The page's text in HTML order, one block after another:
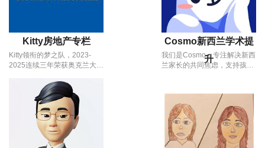
Kitty房地产专栏
Kitty领衔的梦之队，2023-
2025连续三年荣获奥克兰大东
Park分行第一，2025年全公
司销售第二。 “梦之队” 以梦为
马，笃行不怠，2025年销售
200多套房产，用佳绩证明实
力，以行动见证初心。
Cosmo新西兰学术提
升
我们是Cosmo，专注解决新西
兰家长的共同焦虑，支持孩子
争，我们提供经斯坦福大学认
证的“学术补强”体系——
COSMO 美国教师 1 对 1 直播
课程。以美国在职精英教师为
核心，结合AI智能助教实时调
整教学，课程严格对标美国